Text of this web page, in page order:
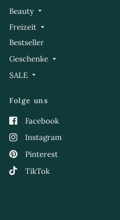
Beauty
Freizeit
Bestseller
Geschenke
SALE
Folge uns
Facebook
Instagram
Pinterest
TikTok